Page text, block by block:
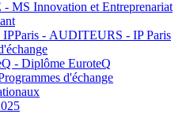
- MS Innovation et Entreprenariat
- AUDITEURS - IP Paris
- Diplôme EuroteQ
d'échange